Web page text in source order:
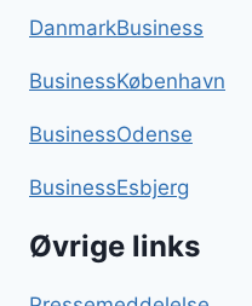
DanmarkBusiness
BusinessKøbenhavn
BusinessOdense
BusinessEsbjerg
Øvrige links